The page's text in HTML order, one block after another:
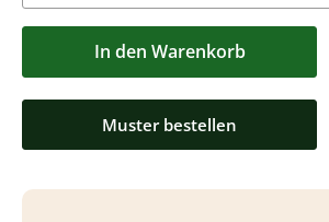
In den Warenkorb
Muster bestellen